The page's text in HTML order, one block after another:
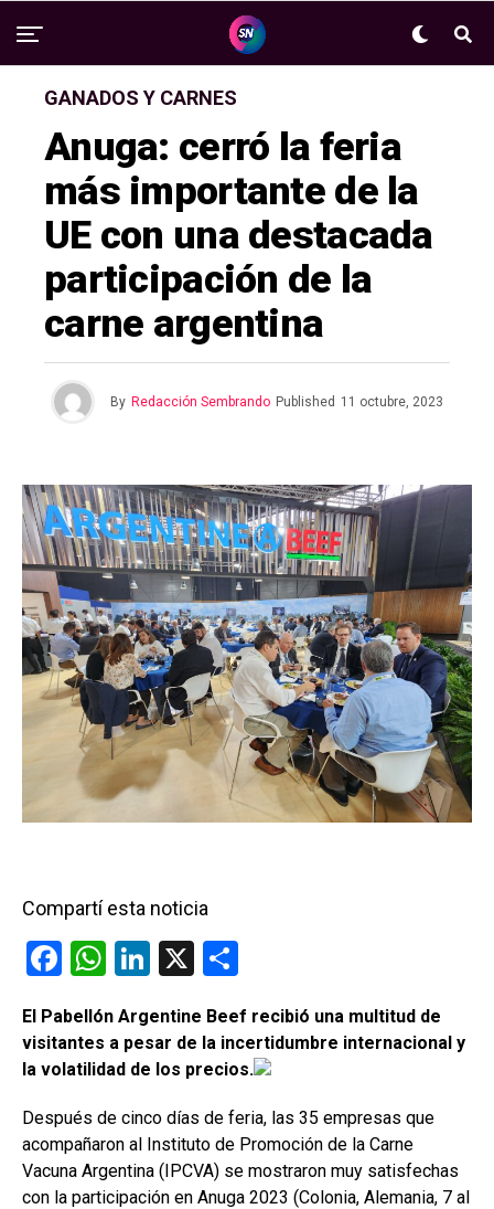
GANADOS Y CARNES
Anuga: cerró la feria
más importante de la
UE con una destacada
participación de la
carne argentina
By Redacción Sembrando Published 11 octubre, 2023
Compartí esta noticia
F
ce
b
o
o
k
W
at
s
A
p
p
Li
ke
dI
X
m
p
ar
tir
El Pabellón Argentine Beef recibió una multitud de
visitantes a pesar de la incertidumbre internacional y
la volatilidad de los precios.
Después de cinco días de feria, las 35 empresas que
acompañaron al Instituto de Promoción de la Carne
Vacuna Argentina (IPCVA) se mostraron muy satisfechas
con la participación en Anuga 2023 (Colonia, Alemania, 7 al